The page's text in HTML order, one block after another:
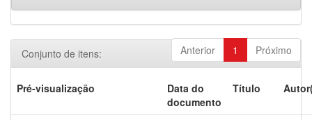
Anterior 1 Próximo
Conjunto de itens:
Pré-visualização
Data do
documento
Título